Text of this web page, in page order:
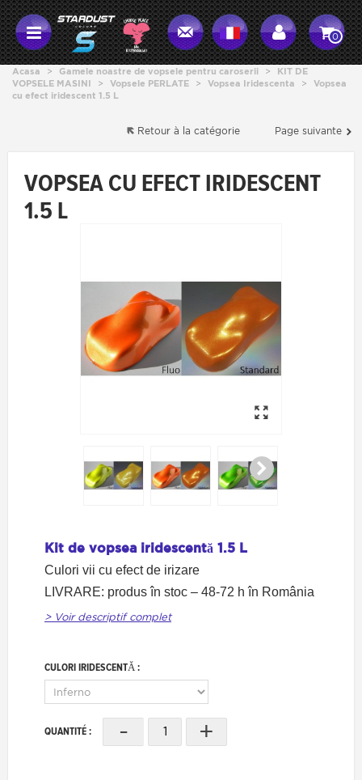
0
Acasa > Gamele noastre de vopsele pentru caroserii >
KIT DE
VOPSELE MASINI
> Vopsele PERLATE > Vopsea Iridescenta >
Vopsea
cu efect iridescent 1.5 L
Page suivante
Retour à la catégorie
VOPSEA CU EFECT IRIDESCENT
1.5 L
Kit de vopsea iridescentă 1.5 L
Culori vii cu efect de irizare
LIVRARE: produs în stoc – 48-72 h în România
> Voir descriptif complet
CULORI IRIDESCENTĂ :
QUANTITÉ : - +